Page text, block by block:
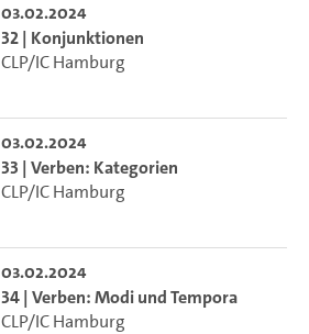
03.02.2024
32 | Konjunktionen
CLP/IC Hamburg
03.02.2024
33 | Verben: Kategorien
CLP/IC Hamburg
03.02.2024
34 | Verben: Modi und Tempora
CLP/IC Hamburg